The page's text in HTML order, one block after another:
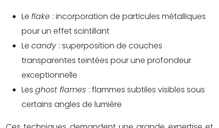
Le flake : incorporation de particules métalliques
pour un effet scintillant
Le candy : superposition de couches
transparentes teintées pour une profondeur
exceptionnelle
Les ghost flames : flammes subtiles visibles sous
certains angles de lumière